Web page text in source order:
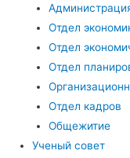
Отдел
Отдел
Отдел
Отдел кадров
Общежитие
Ученый совет